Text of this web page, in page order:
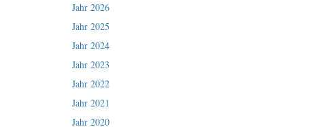
Jahr 2026
Jahr 2025
Jahr 2024
Jahr 2023
Jahr 2022
Jahr 2021
Jahr 2020